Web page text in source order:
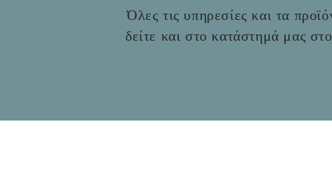
Όλες τις υπηρεσίες και τα
δείτε και στο κατάστημά μας